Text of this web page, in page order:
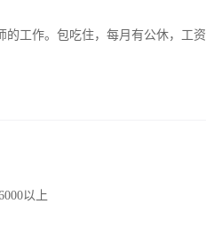
工作。包吃住，每月有公休，工资
以上